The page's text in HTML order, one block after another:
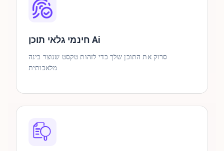
חינמי גלאי תוכן Ai
סרוק את התוכן שלך כדי לזהות טקסט שנוצר בינה
מלאכותית